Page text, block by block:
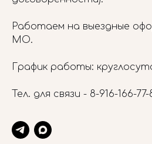
Работаем на выездные
МО.
График работы:
Тел. для связи - 8-916-166-77-